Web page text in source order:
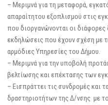
– Μεριμνά για τη μεταφορά,
απαραίτητου εξοπλισμού στις
που διοργανώνονται οι διάφορες
εκδηλώσεις που έχουν σχέση με
αρμόδιες Υπηρεσίες του Δήμου.
– Μεριμνά για την υποβολή
βελτίωσης και επέκτασης των
– Εισπράττει τις συνδρομές και
δραστηριοτήτων της Δ/νσης με